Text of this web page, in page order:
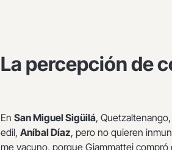
La percepción de
En San Miguel Sigüilá,
edil, Aníbal Díaz, pero no quieren
me vacuno, porque Giammattei